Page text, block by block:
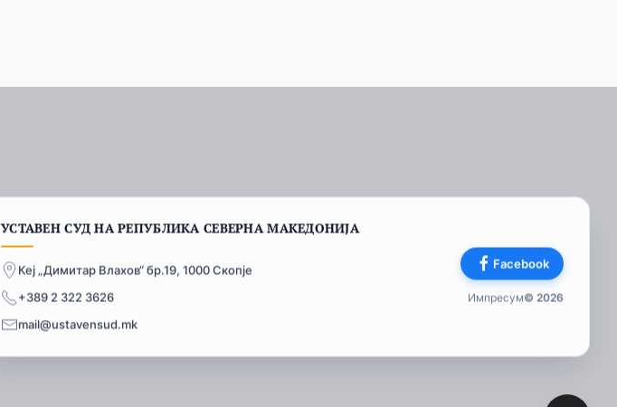
УСТАВЕН СУД НА РЕПУБЛИКА СЕВЕРНА МАКЕДОНИЈА
Кеј „Димитар Влахов“ бр.19, 1000 Скопје
+389 2 322 3626
mail@ustavensud.mk
Facebook
Импресум© 2026